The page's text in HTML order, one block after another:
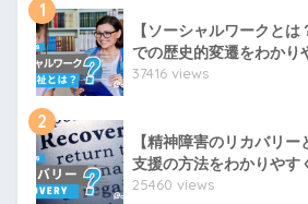
1
【ソーシャルワークと
での歴史的変遷をわかり
37416 views
2
【精神障害のリカバリー
支援の方法をわかりやす
25460 views